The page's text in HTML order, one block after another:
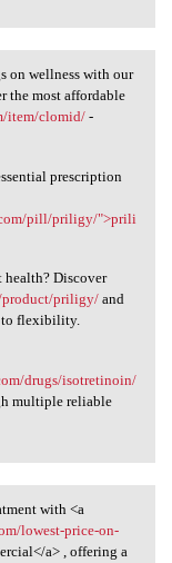
on wellness with our
the most affordable
item/clomid/-
prescription
pill/priligy/">prili
Discover
product/priligy/and
to flexibility.
drugs/isotretinoin/
multiple reliable
with <a
lowest-price-on-
a> , offering a